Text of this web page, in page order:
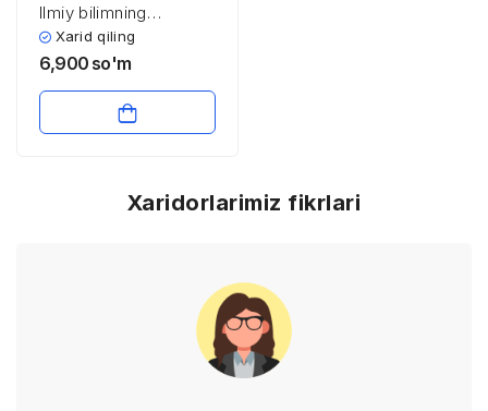
Ilmiy bilimning
xususiyatlari
Xarid qiling
6,900 so'm
Xaridorlarimiz fikrlari